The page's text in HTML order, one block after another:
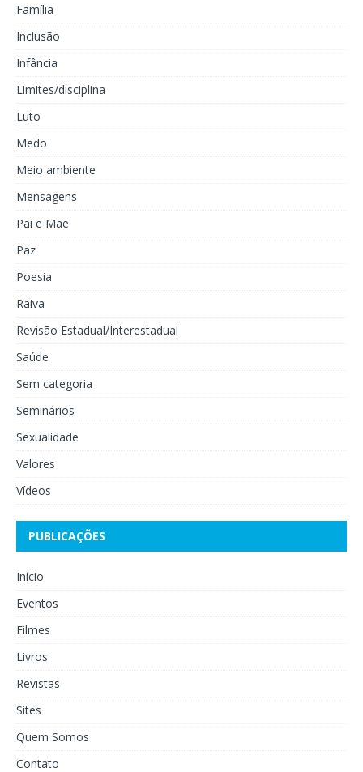
Família
Inclusão
Infância
Limites/disciplina
Luto
Medo
Meio ambiente
Mensagens
Pai e Mãe
Paz
Poesia
Raiva
Revisão Estadual/Interestadual
Saúde
Sem categoria
Seminários
Sexualidade
Valores
Vídeos
PUBLICAÇÕES
Início
Eventos
Filmes
Livros
Revistas
Sites
Quem Somos
Contato